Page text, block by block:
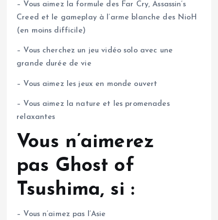
– Vous aimez la formule des Far Cry, Assassin’s
Creed et le gameplay à l’arme blanche des NioH
(en moins difficile)
– Vous cherchez un jeu vidéo solo avec une
grande durée de vie
– Vous aimez les jeux en monde ouvert
– Vous aimez la nature et les promenades
relaxantes
Vous n’aimerez
pas Ghost of
Tsushima, si :
– Vous n’aimez pas l’Asie